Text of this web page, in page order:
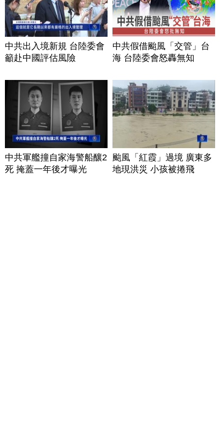
中共出入境新規 台陸委會
籲赴中國評估風險
中共假借颱風「交管」台
海 台陸委會怒轟無知
中共軍艦撞自家海警船釀2
死 掩蓋一年後才曝光
颱風「紅霞」過境 廣東多
地現洪災 小孩被捲飛